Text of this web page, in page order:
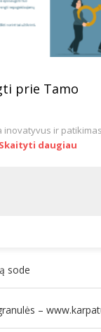
prie Tamo
inovatyvus ir
Skaityti daugiau
sode
–